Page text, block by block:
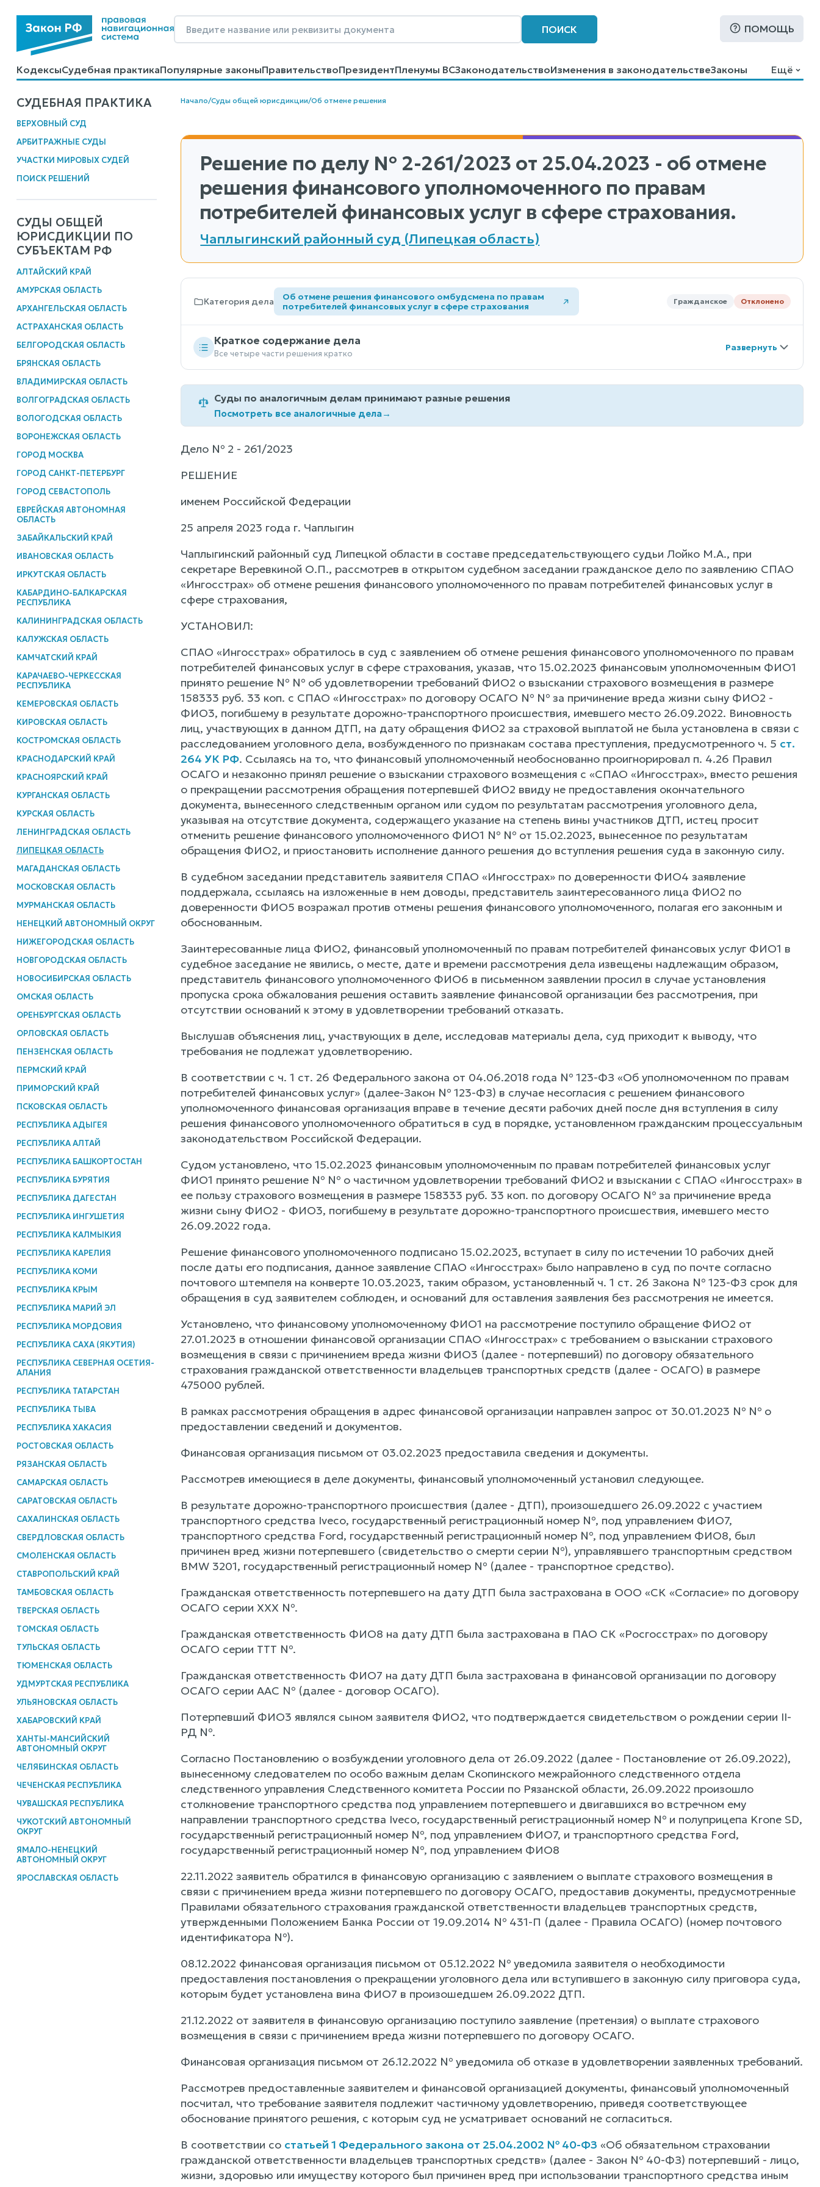
ПОИСК ПОМОЩЬ
КодексыСудебная практикаПопулярные законыПравительствоПрезидентПленумы ВСЗаконодательствоИзменения в законодательствеЗаконы
КалькуляторыСправочные материалыОбразцы договоровКонтактыПомощьПоиск
Ещё
СУДЕБНАЯ ПРАКТИКА
ВЕРХОВНЫЙ СУД
АРБИТРАЖНЫЕ СУДЫ
УЧАСТКИ МИРОВЫХ СУДЕЙ
ПОИСК РЕШЕНИЙ
СУДЫ ОБЩЕЙ
ЮРИСДИКЦИИ ПО
СУБЪЕКТАМ РФ
АЛТАЙСКИЙ КРАЙ
АМУРСКАЯ ОБЛАСТЬ
АРХАНГЕЛЬСКАЯ ОБЛАСТЬ
АСТРАХАНСКАЯ ОБЛАСТЬ
БЕЛГОРОДСКАЯ ОБЛАСТЬ
БРЯНСКАЯ ОБЛАСТЬ
ВЛАДИМИРСКАЯ ОБЛАСТЬ
ВОЛГОГРАДСКАЯ ОБЛАСТЬ
ВОЛОГОДСКАЯ ОБЛАСТЬ
ВОРОНЕЖСКАЯ ОБЛАСТЬ
ГОРОД МОСКВА
ГОРОД САНКТ-ПЕТЕРБУРГ
ГОРОД СЕВАСТОПОЛЬ
ЕВРЕЙСКАЯ АВТОНОМНАЯ
ОБЛАСТЬ
ЗАБАЙКАЛЬСКИЙ КРАЙ
ИВАНОВСКАЯ ОБЛАСТЬ
ИРКУТСКАЯ ОБЛАСТЬ
КАБАРДИНО-БАЛКАРСКАЯ
РЕСПУБЛИКА
КАЛИНИНГРАДСКАЯ ОБЛАСТЬ
КАЛУЖСКАЯ ОБЛАСТЬ
КАМЧАТСКИЙ КРАЙ
КАРАЧАЕВО-ЧЕРКЕССКАЯ
РЕСПУБЛИКА
КЕМЕРОВСКАЯ ОБЛАСТЬ
КИРОВСКАЯ ОБЛАСТЬ
КОСТРОМСКАЯ ОБЛАСТЬ
КРАСНОДАРСКИЙ КРАЙ
КРАСНОЯРСКИЙ КРАЙ
КУРГАНСКАЯ ОБЛАСТЬ
КУРСКАЯ ОБЛАСТЬ
ЛЕНИНГРАДСКАЯ ОБЛАСТЬ
ЛИПЕЦКАЯ ОБЛАСТЬ
МАГАДАНСКАЯ ОБЛАСТЬ
МОСКОВСКАЯ ОБЛАСТЬ
МУРМАНСКАЯ ОБЛАСТЬ
НЕНЕЦКИЙ АВТОНОМНЫЙ ОКРУГ
НИЖЕГОРОДСКАЯ ОБЛАСТЬ
НОВГОРОДСКАЯ ОБЛАСТЬ
НОВОСИБИРСКАЯ ОБЛАСТЬ
ОМСКАЯ ОБЛАСТЬ
ОРЕНБУРГСКАЯ ОБЛАСТЬ
ОРЛОВСКАЯ ОБЛАСТЬ
ПЕНЗЕНСКАЯ ОБЛАСТЬ
ПЕРМСКИЙ КРАЙ
ПРИМОРСКИЙ КРАЙ
ПСКОВСКАЯ ОБЛАСТЬ
РЕСПУБЛИКА АДЫГЕЯ
РЕСПУБЛИКА АЛТАЙ
РЕСПУБЛИКА БАШКОРТОСТАН
РЕСПУБЛИКА БУРЯТИЯ
РЕСПУБЛИКА ДАГЕСТАН
РЕСПУБЛИКА ИНГУШЕТИЯ
РЕСПУБЛИКА КАЛМЫКИЯ
РЕСПУБЛИКА КАРЕЛИЯ
РЕСПУБЛИКА КОМИ
РЕСПУБЛИКА КРЫМ
РЕСПУБЛИКА МАРИЙ ЭЛ
РЕСПУБЛИКА МОРДОВИЯ
РЕСПУБЛИКА САХА (ЯКУТИЯ)
РЕСПУБЛИКА СЕВЕРНАЯ ОСЕТИЯ-
АЛАНИЯ
РЕСПУБЛИКА ТАТАРСТАН
РЕСПУБЛИКА ТЫВА
РЕСПУБЛИКА ХАКАСИЯ
РОСТОВСКАЯ ОБЛАСТЬ
РЯЗАНСКАЯ ОБЛАСТЬ
САМАРСКАЯ ОБЛАСТЬ
САРАТОВСКАЯ ОБЛАСТЬ
САХАЛИНСКАЯ ОБЛАСТЬ
СВЕРДЛОВСКАЯ ОБЛАСТЬ
СМОЛЕНСКАЯ ОБЛАСТЬ
СТАВРОПОЛЬСКИЙ КРАЙ
ТАМБОВСКАЯ ОБЛАСТЬ
ТВЕРСКАЯ ОБЛАСТЬ
ТОМСКАЯ ОБЛАСТЬ
ТУЛЬСКАЯ ОБЛАСТЬ
ТЮМЕНСКАЯ ОБЛАСТЬ
УДМУРТСКАЯ РЕСПУБЛИКА
УЛЬЯНОВСКАЯ ОБЛАСТЬ
ХАБАРОВСКИЙ КРАЙ
ХАНТЫ-МАНСИЙСКИЙ
АВТОНОМНЫЙ ОКРУГ
ЧЕЛЯБИНСКАЯ ОБЛАСТЬ
ЧЕЧЕНСКАЯ РЕСПУБЛИКА
ЧУВАШСКАЯ РЕСПУБЛИКА
ЧУКОТСКИЙ АВТОНОМНЫЙ
ОКРУГ
ЯМАЛО-НЕНЕЦКИЙ
АВТОНОМНЫЙ ОКРУГ
ЯРОСЛАВСКАЯ ОБЛАСТЬ
Начало/Суды общей юрисдикции/Об отмене решения
Решение по делу № 2-261/2023 от 25.04.2023 - об отмене
решения финансового уполномоченного по правам
потребителей финансовых услуг в сфере страхования.
Чаплыгинский районный суд (Липецкая область)
Категория дела
Об отмене решения финансового омбудсмена по правам
потребителей финансовых услуг в сфере страхования
Гражданское Отклонено
Краткое содержание дела
Все четыре части решения кратко
Суды по аналогичным делам принимают разные решения
Посмотреть все аналогичные дела→
Дело № 2 - 261/2023
РЕШЕНИЕ
именем Российской Федерации
25 апреля 2023 года г. Чаплыгин
Чаплыгинский районный суд Липецкой области в составе председательствующего судьи Лойко М.А., при
секретаре Веревкиной О.П., рассмотрев в открытом судебном заседании гражданское дело по заявлению СПАО
«Ингосстрах» об отмене решения финансового уполномоченного по правам потребителей финансовых услуг в
сфере страхования,
УСТАНОВИЛ:
СПАО «Ингосстрах» обратилось в суд с заявлением об отмене решения финансового уполномоченного по правам
потребителей финансовых услуг в сфере страхования, указав, что 15.02.2023 финансовым уполномоченным ФИО1
принято решение № № об удовлетворении требований ФИО2 о взыскании страхового возмещения в размере
158333 руб. 33 коп. с СПАО «Ингосстрах» по договору ОСАГО № № за причинение вреда жизни сыну ФИО2 -
ФИО3, погибшему в результате дорожно-транспортного происшествия, имевшего место 26.09.2022. Виновность
лиц, участвующих в данном ДТП, на дату обращения ФИО2 за страховой выплатой не была установлена в связи с
расследованием уголовного дела, возбужденного по признакам состава преступления, предусмотренного ч. 5 ст.
264 УК РФ. Ссылаясь на то, что финансовый уполномоченный необоснованно проигнорировал п. 4.26 Правил
ОСАГО и незаконно принял решение о взыскании страхового возмещения с «СПАО «Ингосстрах», вместо решения
о прекращении рассмотрения обращения потерпевшей ФИО2 ввиду не предоставления окончательного
документа, вынесенного следственным органом или судом по результатам рассмотрения уголовного дела,
указывая на отсутствие документа, содержащего указание на степень вины участников ДТП, истец просит
отменить решение финансового уполномоченного ФИО1 № № от 15.02.2023, вынесенное по результатам
обращения ФИО2, и приостановить исполнение данного решения до вступления решения суда в законную силу.
В судебном заседании представитель заявителя СПАО «Ингосстрах» по доверенности ФИО4 заявление
поддержала, ссылаясь на изложенные в нем доводы, представитель заинтересованного лица ФИО2 по
доверенности ФИО5 возражал против отмены решения финансового уполномоченного, полагая его законным и
обоснованным.
Заинтересованные лица ФИО2, финансовый уполномоченный по правам потребителей финансовых услуг ФИО1 в
судебное заседание не явились, о месте, дате и времени рассмотрения дела извещены надлежащим образом,
представитель финансового уполномоченного ФИО6 в письменном заявлении просил в случае установления
пропуска срока обжалования решения оставить заявление финансовой организации без рассмотрения, при
отсутствии оснований к этому в удовлетворении требований отказать.
Выслушав объяснения лиц, участвующих в деле, исследовав материалы дела, суд приходит к выводу, что
требования не подлежат удовлетворению.
В соответствии с ч. 1 ст. 26 Федерального закона от 04.06.2018 года № 123-ФЗ «Об уполномоченном по правам
потребителей финансовых услуг» (далее-Закон № 123-ФЗ) в случае несогласия с решением финансового
уполномоченного финансовая организация вправе в течение десяти рабочих дней после дня вступления в силу
решения финансового уполномоченного обратиться в суд в порядке, установленном гражданским процессуальным
законодательством Российской Федерации.
Судом установлено, что 15.02.2023 финансовым уполномоченным по правам потребителей финансовых услуг
ФИО1 принято решение № № о частичном удовлетворении требований ФИО2 и взыскании с СПАО «Ингосстрах» в
ее пользу страхового возмещения в размере 158333 руб. 33 коп. по договору ОСАГО № за причинение вреда
жизни сыну ФИО2 - ФИО3, погибшему в результате дорожно-транспортного происшествия, имевшего место
26.09.2022 года.
Решение финансового уполномоченного подписано 15.02.2023, вступает в силу по истечении 10 рабочих дней
после даты его подписания, данное заявление СПАО «Ингосстрах» было направлено в суд по почте согласно
почтового штемпеля на конверте 10.03.2023, таким образом, установленный ч. 1 ст. 26 Закона № 123-ФЗ срок для
обращения в суд заявителем соблюден, и оснований для оставления заявления без рассмотрения не имеется.
Установлено, что финансовому уполномоченному ФИО1 на рассмотрение поступило обращение ФИО2 от
27.01.2023 в отношении финансовой организации СПАО «Ингосстрах» с требованием о взыскании страхового
возмещения в связи с причинением вреда жизни ФИО3 (далее - потерпевший) по договору обязательного
страхования гражданской ответственности владельцев транспортных средств (далее - ОСАГО) в размере
475000 рублей.
В рамках рассмотрения обращения в адрес финансовой организации направлен запрос от 30.01.2023 № № о
предоставлении сведений и документов.
Финансовая организация письмом от 03.02.2023 предоставила сведения и документы.
Рассмотрев имеющиеся в деле документы, финансовый уполномоченный установил следующее.
В результате дорожно-транспортного происшествия (далее - ДТП), произошедшего 26.09.2022 с участием
транспортного средства Iveco, государственный регистрационный номер №, под управлением ФИО7,
транспортного средства Ford, государственный регистрационный номер №, под управлением ФИО8, был
причинен вред жизни потерпевшего (свидетельство о смерти серии №), управлявшего транспортным средством
BMW 3201, государственный регистрационный номер № (далее - транспортное средство).
Гражданская ответственность потерпевшего на дату ДТП была застрахована в ООО «СК «Согласие» по договору
ОСАГО серии XXX №.
Гражданская ответственность ФИО8 на дату ДТП была застрахована в ПАО СК «Росгосстрах» по договору
ОСАГО серии ТТТ №.
Гражданская ответственность ФИО7 на дату ДТП была застрахована в финансовой организации по договору
ОСАГО серии ААС № (далее - договор ОСАГО).
Потерпевший ФИО3 являлся сыном заявителя ФИО2, что подтверждается свидетельством о рождении серии II-
РД №.
Согласно Постановлению о возбуждении уголовного дела от 26.09.2022 (далее - Постановление от 26.09.2022),
вынесенному следователем по особо важным делам Скопинского межрайонного следственного отдела
следственного управления Следственного комитета России по Рязанской области, 26.09.2022 произошло
столкновение транспортного средства под управлением потерпевшего и двигавшихся во встречном ему
направлении транспортного средства Iveco, государственный регистрационный номер № и полуприцепа Krone SD,
государственный регистрационный номер №, под управлением ФИО7, и транспортного средства Ford,
государственный регистрационный номер №, под управлением ФИО8
22.11.2022 заявитель обратился в финансовую организацию с заявлением о выплате страхового возмещения в
связи с причинением вреда жизни потерпевшего по договору ОСАГО, предоставив документы, предусмотренные
Правилами обязательного страхования гражданской ответственности владельцев транспортных средств,
утвержденными Положением Банка России от 19.09.2014 № 431-П (далее - Правила ОСАГО) (номер почтового
идентификатора №).
08.12.2022 финансовая организация письмом от 05.12.2022 № уведомила заявителя о необходимости
предоставления постановления о прекращении уголовного дела или вступившего в законную силу приговора суда,
которым будет установлена вина ФИО7 в произошедшем 26.09.2022 ДТП.
21.12.2022 от заявителя в финансовую организацию поступило заявление (претензия) о выплате страхового
возмещения в связи с причинением вреда жизни потерпевшего по договору ОСАГО.
Финансовая организация письмом от 26.12.2022 № уведомила об отказе в удовлетворении заявленных требований.
Рассмотрев предоставленные заявителем и финансовой организацией документы, финансовый уполномоченный
посчитал, что требование заявителя подлежит частичному удовлетворению, приведя соответствующее
обоснование принятого решения, с которым суд не усматривает оснований не согласиться.
В соответствии со статьей 1 Федерального закона от 25.04.2002 № 40-ФЗ «Об обязательном страховании
гражданской ответственности владельцев транспортных средств» (далее - Закон № 40-ФЗ) потерпевший - лицо,
жизни, здоровью или имуществу которого был причинен вред при использовании транспортного средства иным